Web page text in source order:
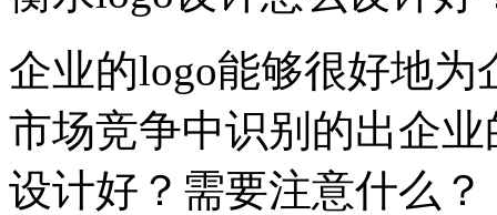
企业的logo能够很好地
市场竞争中识别的出企
设计好？需要注意什么？